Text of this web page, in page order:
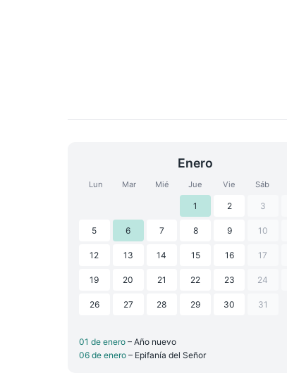
Enero
Lun Mar Mié Jue Vie Sáb
1 2 3
5 6 7 8 9 10
12 13 14 15 16 17
19 20 21 22 23 24
26 27 28 29 30 31
01 de enero – Año nuevo
06 de enero – Epifanía del Señor